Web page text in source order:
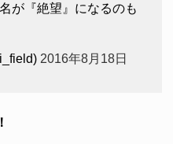
が『絶望』になるのも
2016年8月18日